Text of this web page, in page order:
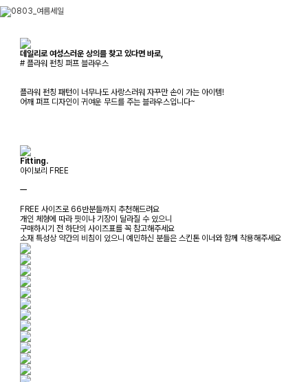
데일리로 여성스러운 상의를 찾고 있다면 바로,
# 플라워 펀칭 퍼프 블라우스
플라워 펀칭 패턴이 너무나도 사랑스러워 자꾸만 손이 가는 아이템!
어깨 퍼프 디자인이 귀여운 무드를 주는 블라우스입니다~
Fitting.
아이보리 FREE
ㅡ
FREE 사이즈로 66반분들까지 추천해드려요
개인 체형에 따라 핏이나 기장이 달라질 수 있으니
구매하시기 전 하단의 사이즈표를 꼭 참고해주세요
소재 특성상 약간의 비침이 있으니 예민하신 분들은 스킨톤 이너와 함께 착용해주세요